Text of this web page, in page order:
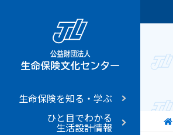
生命保険を知る・学ぶ
ひと目でわかる
生活設計情報
現在位置